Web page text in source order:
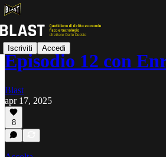
Iscriviti Accedi
Episodio 12 con
Blast
apr 17, 2025
8